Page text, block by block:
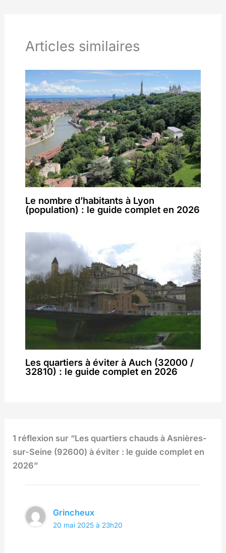
Articles similaires
Le nombre d’habitants à Lyon
(population) : le guide complet en 2026
Les quartiers à éviter à Auch (32000 /
32810) : le guide complet en 2026
1 réflexion sur “Les quartiers chauds à Asnières-
sur-Seine (92600) à éviter : le guide complet en
2026”
Grincheux
20 mai 2025 à 23h20